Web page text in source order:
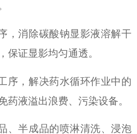
，消除碳酸钠显影液溶解干
保证显影均匀通透。
序，解决药水循环作业中的
药液溢出浪费、污染设备。
、半成品的喷淋清洗、浸泡